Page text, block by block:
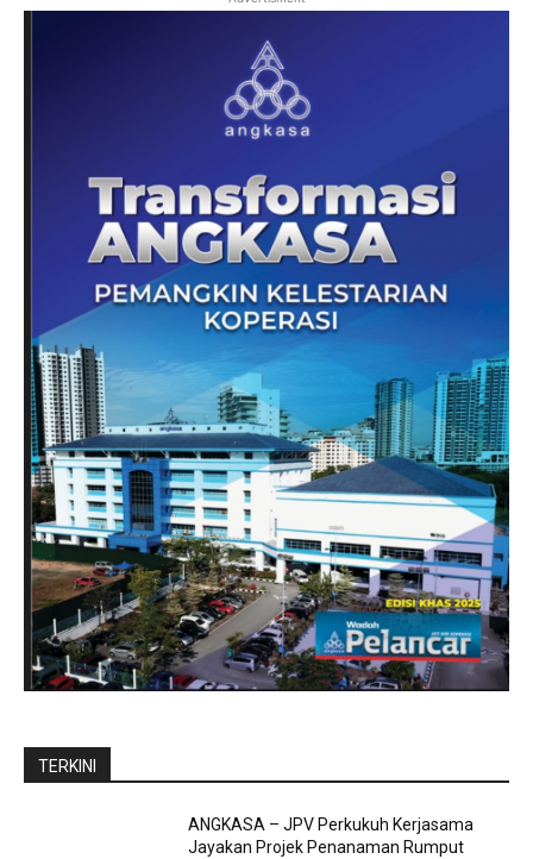
TERKINI
ANGKASA – JPV Perkukuh Kerjasama
Jayakan Projek Penanaman Rumput